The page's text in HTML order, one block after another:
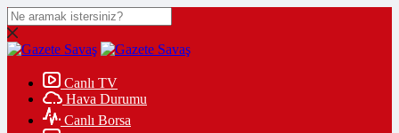
Canlı TV
Hava Durumu
Canlı Borsa